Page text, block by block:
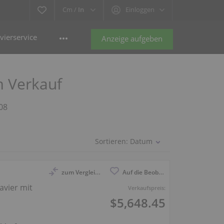
Cm / In Einloggen
Anzeige aufgeben
Verkauf
Sortieren: Datum
zum Vergleich anmelden Auf die Beobachtungsliste
Verkaufspreis:
$5,648.45
mit